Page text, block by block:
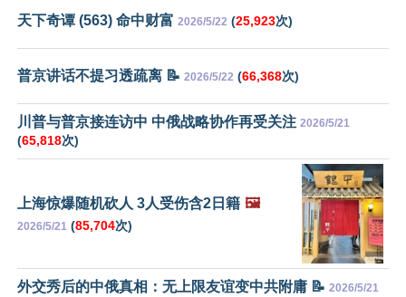
天下奇谭 (563) 命中财富 2026/5/22 (25,923次)
普京讲话不提习透疏离 📝 2026/5/22 (66,368次)
川普与普京接连访中 中俄战略协作再受关注 2026/5/21
(65,818次)
上海惊爆随机砍人 3人受伤含2日籍 🖼️
2026/5/21 (85,704次)
外交秀后的中俄真相：无上限友谊变中共附庸 📝 2026/5/21